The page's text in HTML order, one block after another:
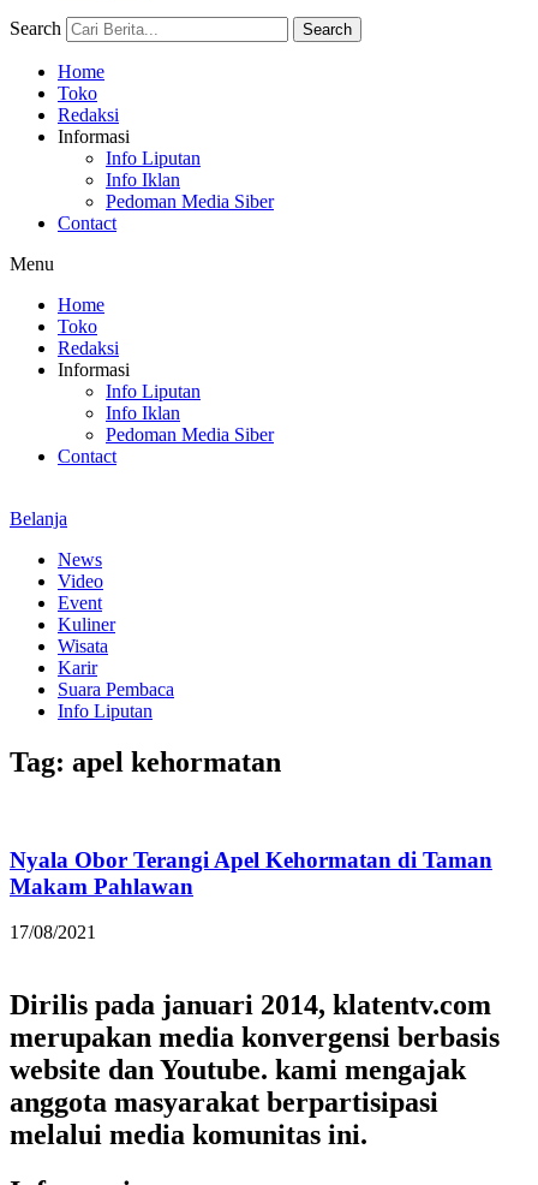
Search Search
Home
Toko
Redaksi
Informasi
Info Liputan
Info Iklan
Pedoman Media Siber
Contact
Menu
Home
Toko
Redaksi
Informasi
Info Liputan
Info Iklan
Pedoman Media Siber
Contact
Belanja
News
Video
Event
Kuliner
Wisata
Karir
Suara Pembaca
Info Liputan
Tag: apel kehormatan
Nyala Obor Terangi Apel Kehormatan di Taman
Makam Pahlawan
17/08/2021
Dirilis pada januari 2014, klatentv.com
merupakan media konvergensi berbasis
website dan Youtube. kami mengajak
anggota masyarakat berpartisipasi
melalui media komunitas ini.